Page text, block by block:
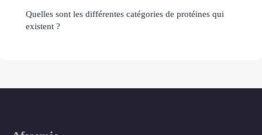
Quelles sont les différentes catégories de protéines qui
existent ?